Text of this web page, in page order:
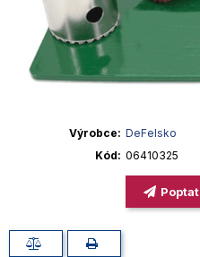
Výrobce
DeFelsko
Kód
06410325
Poptat